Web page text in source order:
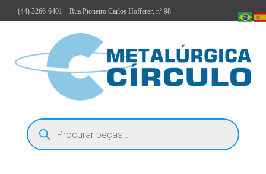
(44) 3266-6401 – Rua Pioneiro Carlos Hofferer, nº 98